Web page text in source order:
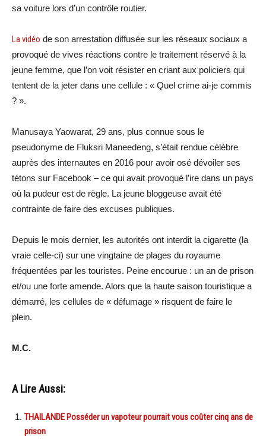
sa voiture lors d’un contrôle routier.
La vidéo de son arrestation diffusée sur les réseaux sociaux a
provoqué de vives réactions contre le traitement réservé à la
jeune femme, que l’on voit résister en criant aux policiers qui
tentent de la jeter dans une cellule : « Quel crime ai-je commis
? ».
Manusaya Yaowarat, 29 ans, plus connue sous le
pseudonyme de Fluksri Maneedeng, s’était rendue célèbre
auprès des internautes en 2016 pour avoir osé dévoiler ses
tétons sur Facebook – ce qui avait provoqué l’ire dans un pays
où la pudeur est de règle. La jeune bloggeuse avait été
contrainte de faire des excuses publiques.
Depuis le mois dernier, les autorités ont interdit la cigarette (la
vraie celle-ci) sur une vingtaine de plages du royaume
fréquentées par les touristes. Peine encourue : un an de prison
et/ou une forte amende. Alors que la haute saison touristique a
démarré, les cellules de « défumage » risquent de faire le
plein.
M.C.
A Lire Aussi:
THAILANDE Posséder un vapoteur pourrait vous coûter cinq ans de
prison